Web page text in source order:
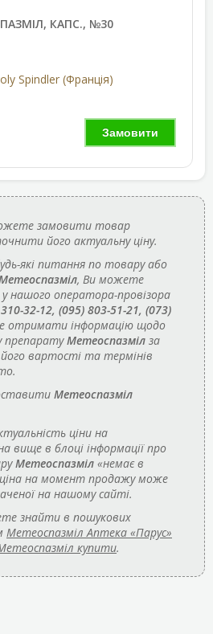
КАПС., №30
Spindler (Франція)
Замовити
замовити товар
його актуальну ціну.
які питання по товару або
, Ви можете
нашого оператора-провізора
32-12, (095) 803-51-21, (073)
отримати інформацію щодо
препаратуМетеоспазміл за
вартості та термінів
Метеоспазміл
ціни на
вище в блоці інформації про
Метеоспазміл «немає в
на момент продажу може
на нашому сайті.
знайти в пошукових
Метеоспазміл Аптека «Парус»
купити.